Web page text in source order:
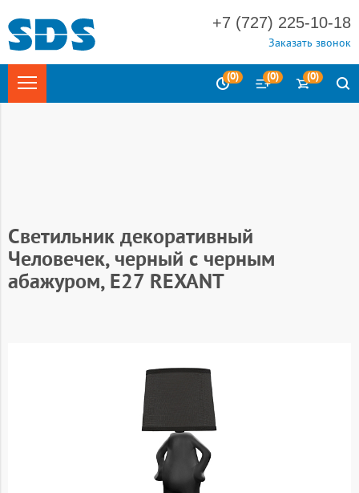
+7 (727) 225-10-18
Заказать звонок
(0) (0) (0)
Светильник декоративный
Человечек, черный с черным
абажуром, Е27 REXANT